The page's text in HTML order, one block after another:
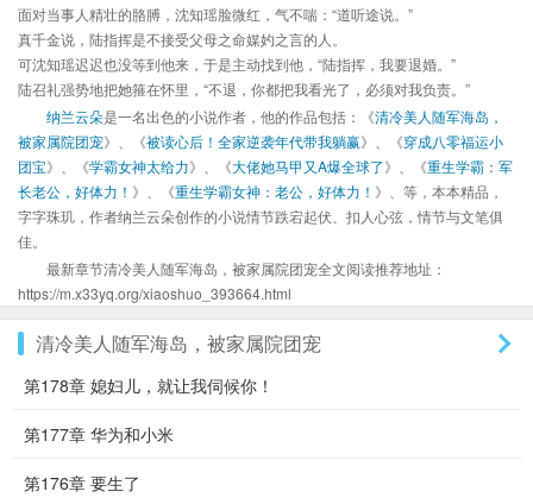
面对当事人精壮的胳膊，沈知瑶脸微红，气不喘：“道听途说。”
真千金说，陆指挥是不接受父母之命媒妁之言的人。
可沈知瑶迟迟也没等到他来，于是主动找到他，“陆指挥，我要退婚。”
陆召礼强势地把她箍在怀里，“不退，你都把我看光了，必须对我负责。”
纳兰云朵是一名出色的小说作者，他的作品包括：《清冷美人随军海岛，
被家属院团宠》、《被读心后！全家逆袭年代带我躺赢》、《穿成八零福运小
团宝》、《学霸女神太给力》、《大佬她马甲又A爆全球了》、《重生学霸：军
长老公，好体力！ 》、《重生学霸女神：老公，好体力！ 》、等，本本精品，
字字珠玑，作者纳兰云朵创作的小说情节跌宕起伏、扣人心弦，情节与文笔俱
佳。
最新章节清冷美人随军海岛，被家属院团宠全文阅读推荐地址：
https://m.x33yq.org/xiaoshuo_393664.html
清冷美人随军海岛，被家属院团宠
第178章 媳妇儿，就让我伺候你！
第177章 华为和小米
第176章 要生了